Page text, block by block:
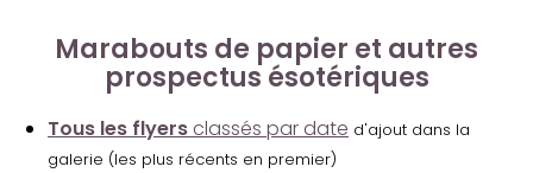
Marabouts de papier et autres
prospectus ésotériques
Tous les flyers classés par date d'ajout dans la
galerie (les plus récents en premier)